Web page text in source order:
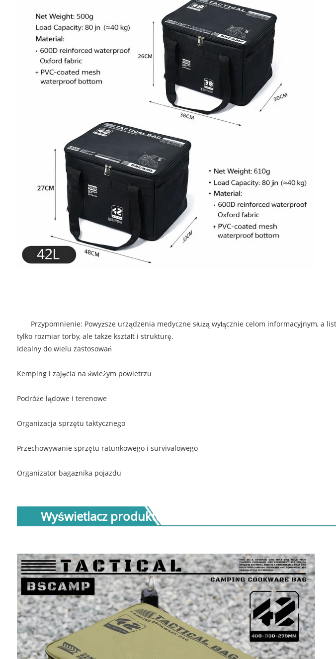
Przypomnienie: Powyższe urządzenia medyczne służą wyłącznie celom informacyjnym,
tylko rozmiar torby, ale także kształt i strukturę.
Idealny do wielu zastosowań
Kemping i zajęcia na świeżym powietrzu
Podróże lądowe i terenowe
Organizacja sprzętu taktycznego
Przechowywanie sprzętu ratunkowego i survivalowego
Organizator bagażnika pojazdu
Wyświetlacz produktu